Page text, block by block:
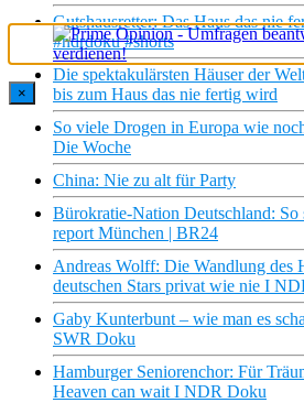
Gutshausretter: Das Haus das nie
#ndrdoku #shorts
Die spektakulärsten Häuser der
bis zum Haus das nie fertig wird
So viele Drogen in Europa wie
Die Woche
China: Nie zu alt für Party
Bürokratie-Nation Deutschland: So
report München | BR24
Andreas Wolff: Die Wandlung des
deutschen Stars privat wie nie I
Gaby Kunterbunt – wie man es
SWR Doku
Hamburger Seniorenchor: Für
Heaven can wait I NDR Doku
×